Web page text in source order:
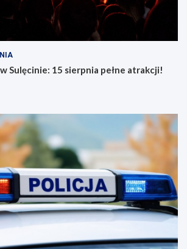
Sulęcinie: 15 sierpnia pełne atrakcji!